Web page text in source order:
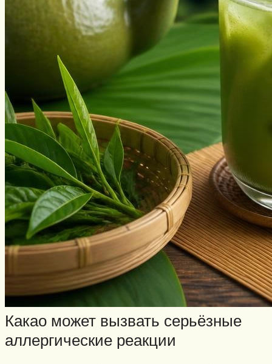
Какао может вызвать серьёзные
аллергические реакции